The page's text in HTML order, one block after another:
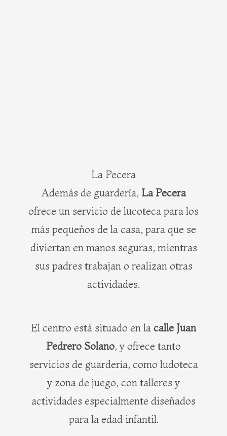
La Pecera
Además de guardería, La Pecera
ofrece un servicio de lucoteca para los
más pequeños de la casa, para que se
diviertan en manos seguras, mientras
sus padres trabajan o realizan otras
actividades.
El centro está situado en la calle Juan
Pedrero Solano, y ofrece tanto
servicios de guardería, como ludoteca
y zona de juego, con talleres y
actividades especialmente diseñados
para la edad infantil.